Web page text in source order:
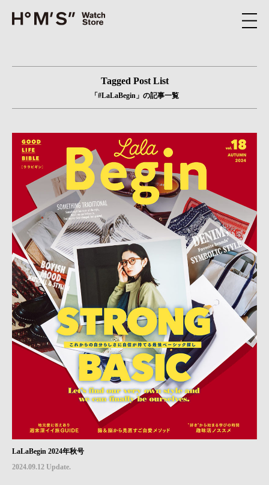
Tagged Post List
「#LaLaBegin」の記事一覧
LaLaBegin 2024年秋号
2024.09.12 Update.